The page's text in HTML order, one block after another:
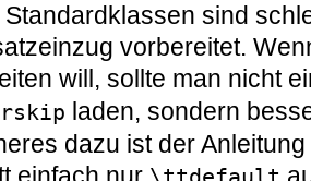
Standardklassen sind
vorbereitet.
will, sollte man nicht
laden, sondern
dazu ist der